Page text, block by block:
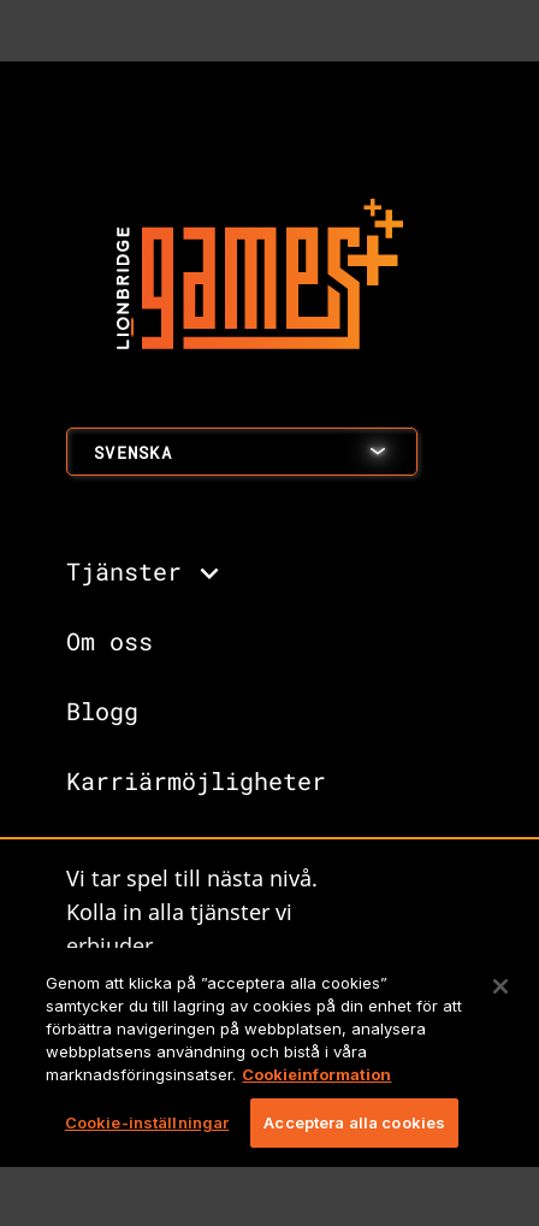
SVENSKA
Tjänster
Om oss
Blogg
Karriärmöjligheter
Vi tar spel till nästa nivå.
Kolla in alla tjänster vi
erbjuder.
Lionbridges hemsida
Juridiska meddelanden och policyer
Genom att klicka på ”acceptera alla cookies”
samtycker du till lagring av cookies på din enhet för att
förbättra navigeringen på webbplatsen, analysera
webbplatsens användning och bistå i våra
marknadsföringsinsatser. Cookieinformation
Cookie-inställningar Acceptera alla cookies